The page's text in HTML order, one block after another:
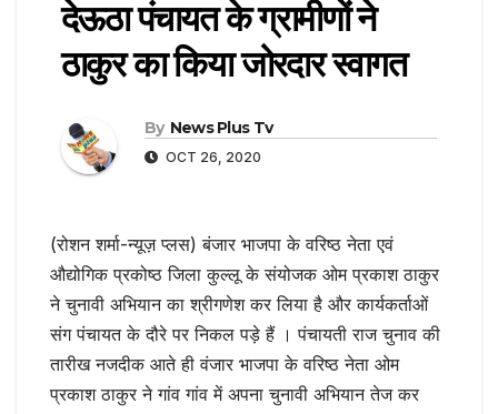
देऊठा पंचायत के ग्रामीणों ने
ठाकुर का किया जोरदार स्वागत
By News Plus Tv
OCT 26, 2020
(रोशन शर्मा-न्यूज़ प्लस) बंजार भाजपा के वरिष्ठ नेता एवं
औद्योगिक प्रकोष्ठ जिला कुल्लू के संयोजक ओम प्रकाश ठाकुर
ने चुनावी अभियान का श्रीगणेश कर लिया है और कार्यकर्ताओं
संग पंचायत के दौरे पर निकल पड़े हैं । पंचायती राज चुनाव की
तारीख नजदीक आते ही वंजार भाजपा के वरिष्ठ नेता ओम
प्रकाश ठाकुर ने गांव गांव में अपना चुनावी अभियान तेज कर